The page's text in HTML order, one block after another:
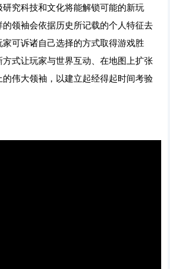
究科技和文化将能解锁可能的新玩
领袖会依据历史所记载的个人特征去
可诉诸自己选择的方式取得游戏胜
式让玩家与世界互动、在地图上扩张
伟大领袖，以建立起经得起时间考验